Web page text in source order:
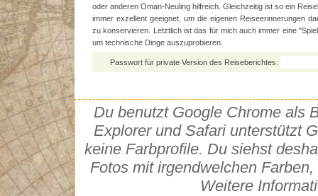
oder anderen Oman-Neuling hilfreich. Gleichzeitig ist so ein
immer exzellent geeignet, um die eigenen Reiseerinnerungen
zu konservieren. Letztlich ist das für mich auch immer eine
um technische Dinge auszuprobieren.
Passwort für private Version des Reiseberichtes:
Du benutzt Google Chrome als
Explorer und Safari unterstützt
keine Farbprofile. Du siehst
Fotos mit irgendwelchen
Weitere